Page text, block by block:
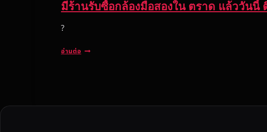
มีร้านรับซื้อกล้องมือสองใน ตราด แล้ววันนี้
?
อ่านต่อ มี
บ